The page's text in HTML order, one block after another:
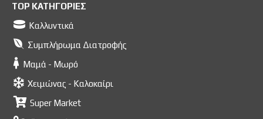
TOP ΚΑΤΗΓΟΡΙΕΣ
Καλλυντικά
Συμπλήρωμα Διατροφής
Μαμά - Μωρό
Χειμώνας - Καλοκαίρι
Super Market